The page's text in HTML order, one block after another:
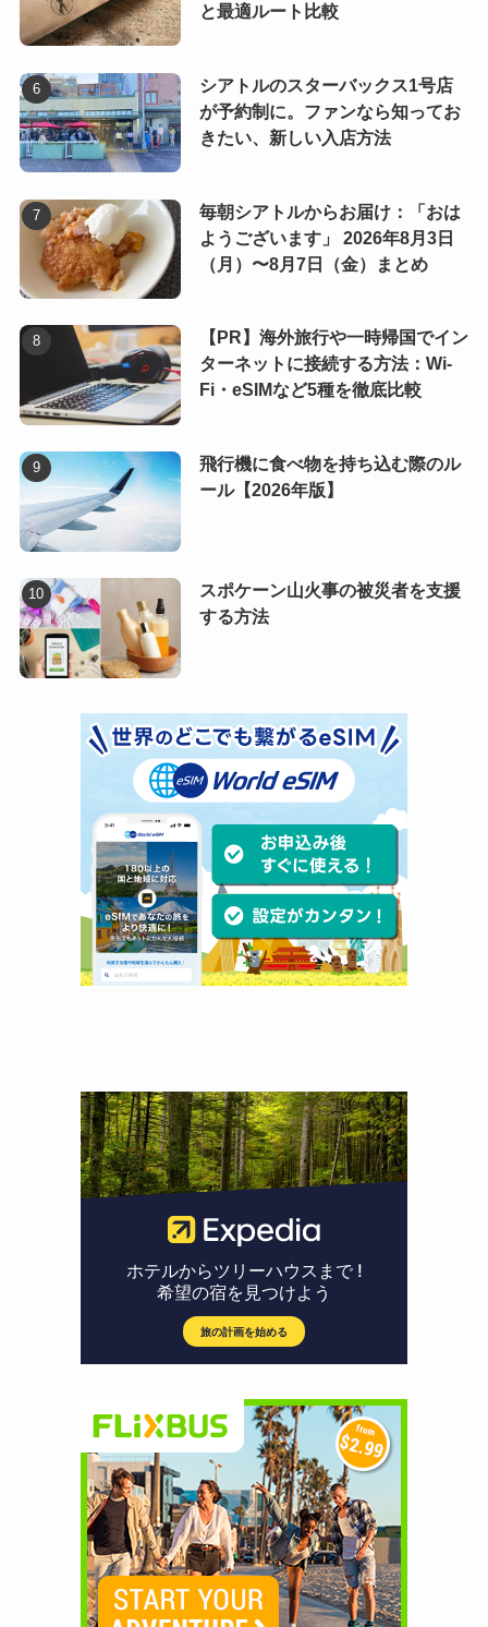
と最適ルート比較
シアトルのスターバックス1号店
が予約制に。ファンなら知ってお
きたい、新しい入店方法
毎朝シアトルからお届け：「おは
ようございます」 2026年8月3日
（月）〜8月7日（金）まとめ
【PR】海外旅行や一時帰国でイン
ターネットに接続する方法：Wi-
Fi・eSIMなど5種を徹底比較
飛行機に食べ物を持ち込む際のル
ール【2026年版】
スポケーン山火事の被災者を支援
する方法